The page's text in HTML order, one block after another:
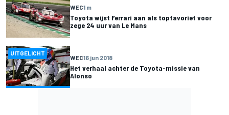
WEC1 m
Toyota wijst Ferrari aan als topfavoriet voor
zege 24 uur van Le Mans
UITGELICHT
WEC16 jun 2018
Het verhaal achter de Toyota-missie van
Alonso